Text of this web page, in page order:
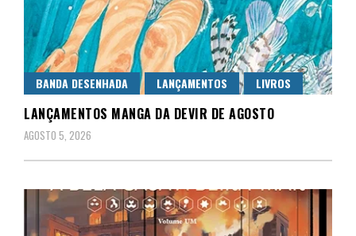
BANDA DESENHADA LANÇAMENTOS LIVROS
LANÇAMENTOS MANGA DA DEVIR DE AGOSTO
AGOSTO 5, 2026